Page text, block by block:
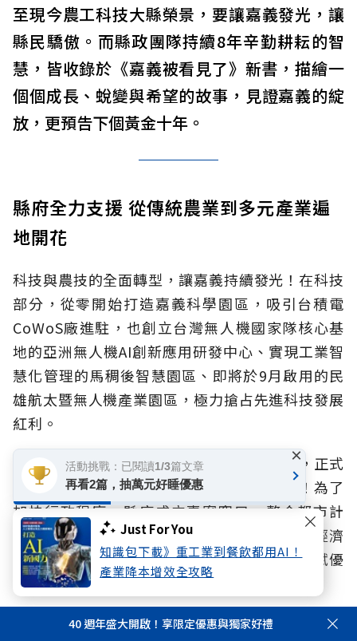
Just For You
知識包下載》重工業到餐飲都用AI！
產業降本增效全攻略
至現今農工科技大縣榮景，要讓嘉義發光，讓
縣民驕傲。而縣政團隊持續8年辛勤耕耘的智
慧，皆收錄於《嘉義被看見了》新書，描繪一
個個成長、蛻變與希望的故事，見證嘉義的綻
放，更預告下個黃金十年。
縣府全力支援 從傳統農業到多元產業遍
地開花
科技與農技的全面轉型，讓嘉義持續發光！在科技
部分，從零開始打造嘉義科學園區，吸引台積電
CoWoS廠進駐，也創立台灣無人機國家隊核心基
地的亞洲無人機AI創新應用研發中心、實現工業智
慧化管理的馬稠後智慧園區、即將於9月啟用的民
雄航太暨無人機產業園區，極力搶占先進科技發展
紅利。
華泰名品城動土也是城市轉型的重要里程碑，正式
宣告從「生產基地」蛻變成為「消費基地」！為了
加快行政程序，縣府成立專案窗口，整合都市計
畫、環評、消防、建照等流程，並頒布「振興經濟
獎勵投資大型商業設施補助條例」，提供稅賦優
惠，加速商業消費、工業科技並重轉型。
衝刺創新產業的同時，嘉義縣的農業根基積極朝向
40 週年盛大開啟！享限定優惠與獨家好禮
活動挑戰：已閱讀1/3篇文章
再看2篇，抽萬元好睡優惠
×